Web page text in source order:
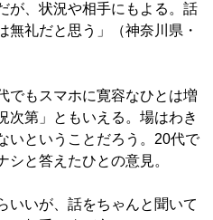
が、状況や相手にもよる。話
無礼だと思う」（神奈川県・
でもスマホに寛容なひとは増
次第」ともいえる。場はわき
いということだろう。20代で
シと答えたひとの意見。
いいが、話をちゃんと聞いて